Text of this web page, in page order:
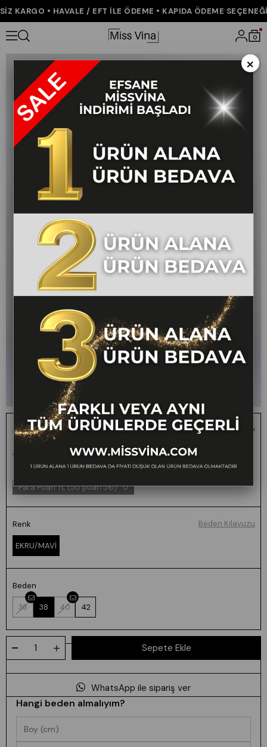
KARGO • HAVALE / EFT İLE ÖDEME • KAPIDA ÖDEME SEÇENEĞİ
0
Anasayfa ÇOK SATANLAR Elvora Kısa Balon Elbise
Elvora Kısa Balon Elbise
₺2.400,00 ₺1.199,00 50 1 ALANA 1 BEDAVA -
FARKLI VEYA AYNI TÜM
ÜRÜNLERDE GEÇERLİ
Para Puan TL (50 puan 5₺):0
Renk
EKRU/MAVİ
Beden
36 38 40 42
Beden Kılavuzu
WhatsApp ile sipariş ver
Hangi beden almalıyım?
×